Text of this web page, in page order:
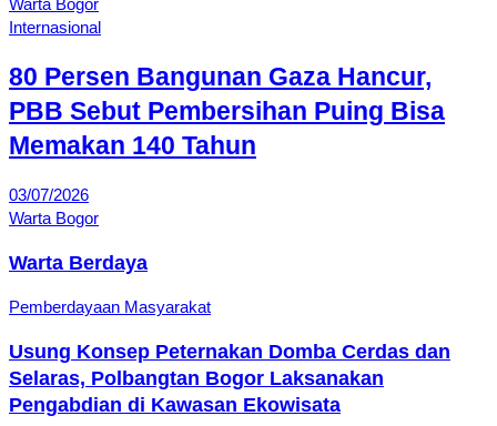
Warta Bogor
Internasional
80 Persen Bangunan Gaza Hancur,
PBB Sebut Pembersihan Puing Bisa
Memakan 140 Tahun
03/07/2026
Warta Bogor
Warta Berdaya
Pemberdayaan Masyarakat
Usung Konsep Peternakan Domba Cerdas dan
Selaras, Polbangtan Bogor Laksanakan
Pengabdian di Kawasan Ekowisata